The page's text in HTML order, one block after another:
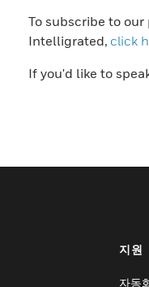
To subscribe to
Intelligrated, click
If you'd like to
지원
자동